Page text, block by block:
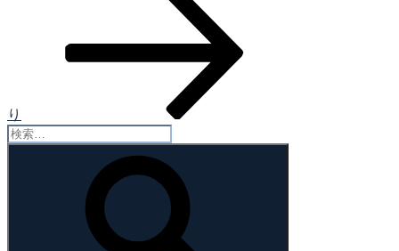
り
検